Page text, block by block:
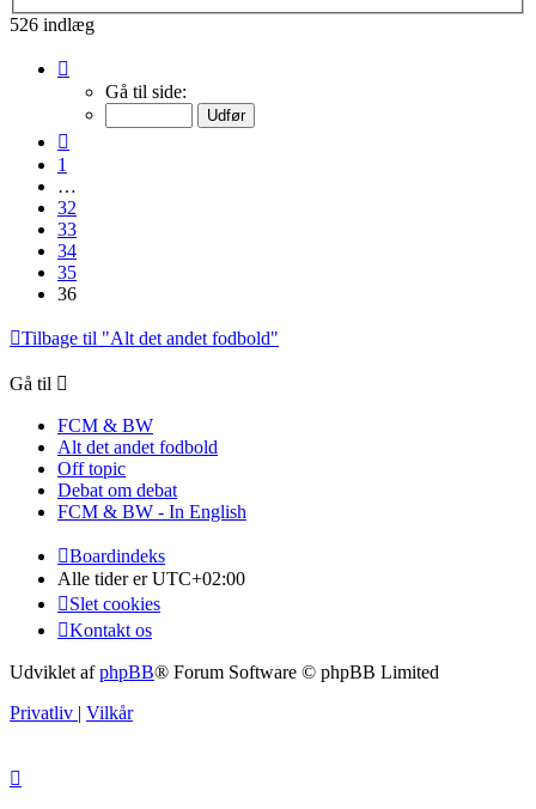
526 indlæg
36
Gå til side:
1
…
32
33
34
35
36
Tilbage til "Alt det andet fodbold"
Gå til
FCM & BW
Alt det andet fodbold
Off topic
Debat om debat
FCM & BW - In English
Boardindeks
Alle tider erUTC+02:00
Slet cookies
Kontakt os
Udviklet afphpBB® Forum Software © phpBB Limited
Privatliv | Vilkår